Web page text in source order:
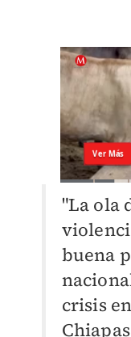
"La ola
buena
crisis